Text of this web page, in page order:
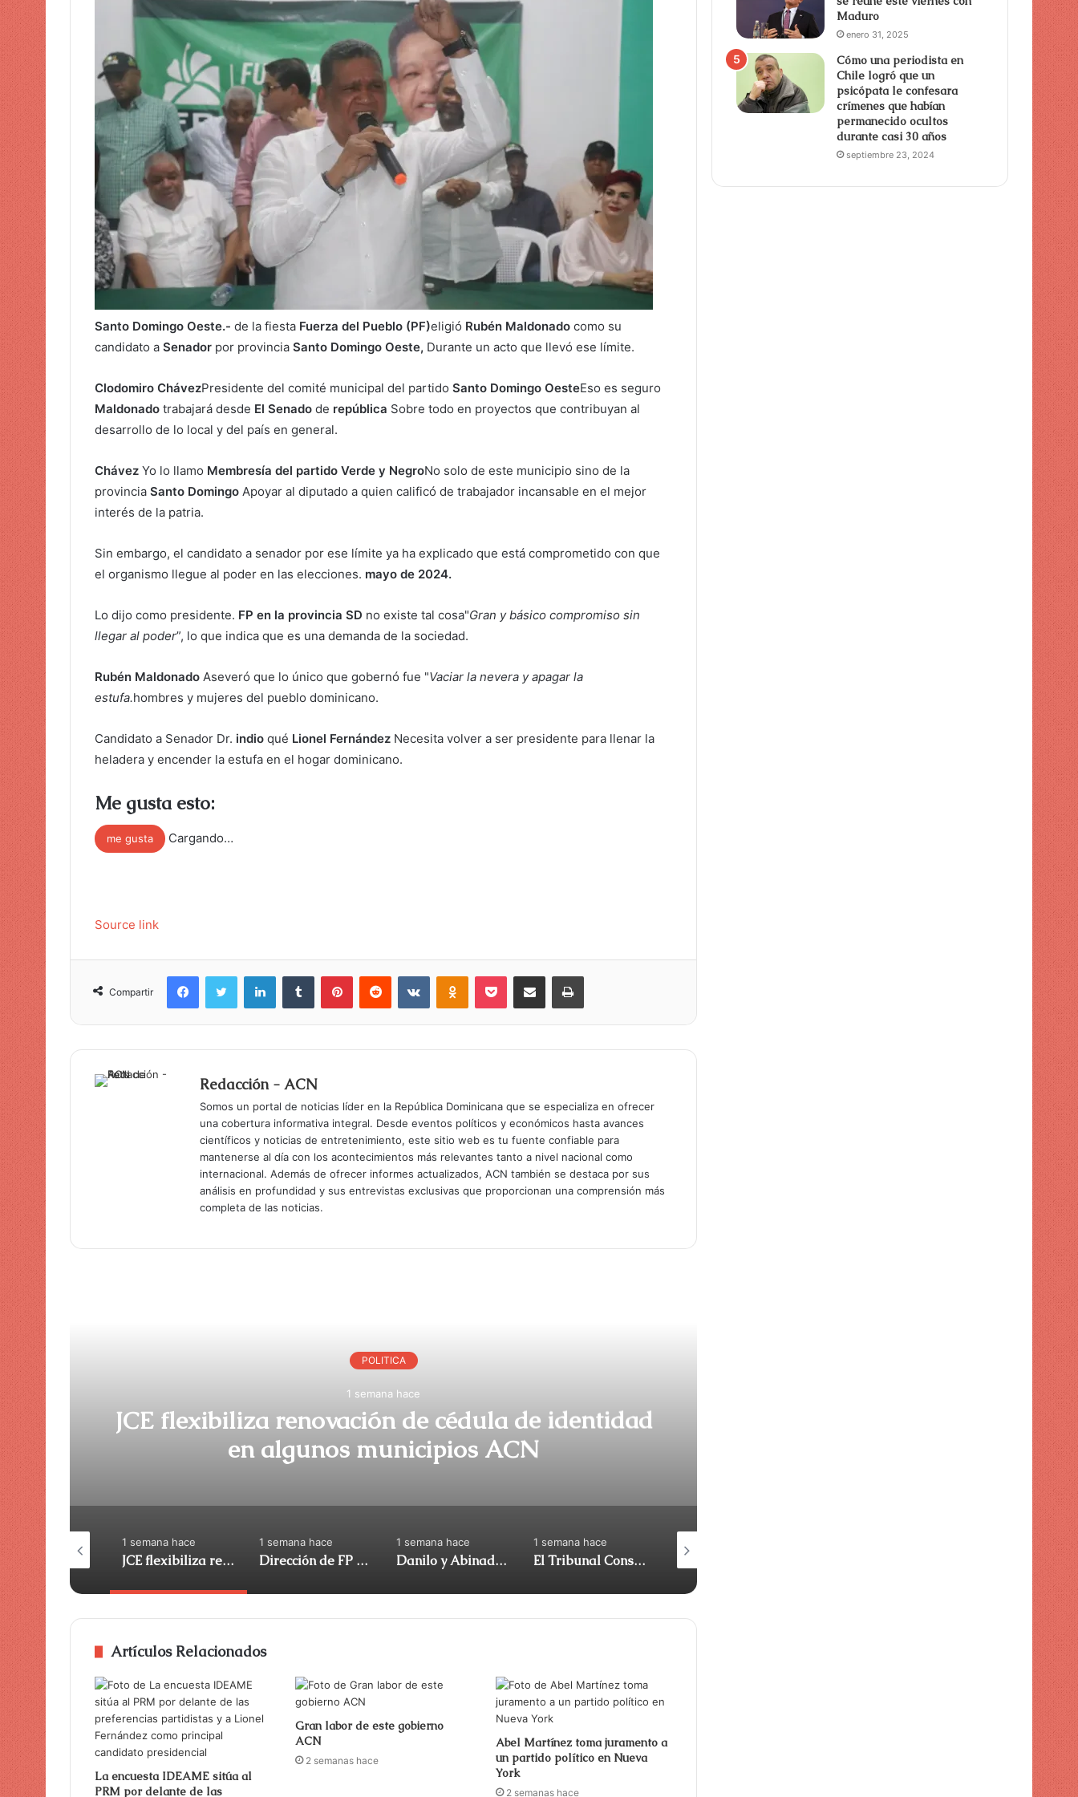
o
r
r
e
o
e
l
e
t
r
ó
n
i
c
Santo Domingo Oeste.- de la fiesta Fuerza del Pueblo (PF)eligió Rubén Maldonado como su
candidato a Senador por provincia Santo Domingo Oeste, Durante un acto que llevó ese límite.
Clodomiro ChávezPresidente del comité municipal del partido Santo Domingo OesteEso es seguro
Maldonado trabajará desde El Senado de república Sobre todo en proyectos que contribuyan al
desarrollo de lo local y del país en general.
Chávez Yo lo llamo Membresía del partido Verde y NegroNo solo de este municipio sino de la
provincia Santo Domingo Apoyar al diputado a quien calificó de trabajador incansable en el mejor
interés de la patria.
Sin embargo, el candidato a senador por ese límite ya ha explicado que está comprometido con que
el organismo llegue al poder en las elecciones. mayo de 2024.
Lo dijo como presidente. FP en la provincia SD no existe tal cosa"Gran y básico compromiso sin
llegar al poder”, lo que indica que es una demanda de la sociedad.
Rubén Maldonado Aseveró que lo único que gobernó fue "Vaciar la nevera y apagar la
estufa.hombres y mujeres del pueblo dominicano.
Candidato a Senador Dr. indio qué Lionel Fernández Necesita volver a ser presidente para llenar la
heladera y encender la estufa en el hogar dominicano.
Me gusta esto:
me gusta Cargando…
Source link
Compartir
Redacción - ACN
Somos un portal de noticias líder en la República Dominicana que se especializa en ofrecer
una cobertura informativa integral. Desde eventos políticos y económicos hasta avances
científicos y noticias de entretenimiento, este sitio web es tu fuente confiable para
mantenerse al día con los acontecimientos más relevantes tanto a nivel nacional como
internacional. Además de ofrecer informes actualizados, ACN también se destaca por sus
análisis en profundidad y sus entrevistas exclusivas que proporcionan una comprensión más
completa de las noticias.
POLITICA
1 semana hace
JCE flexibiliza renovación de cédula de identidad
en algunos municipios ACN
Dirección de FP retiró
hace
La Asociación de Juristas insta al exfiscal a detener el proceso ACN
1 semana hace
JCE flexibiliza renovación de cédula de identidad en algunos municipios ACN
1 semana hace
Dirección de FP retiró apoyo al diputado Gonzalo Castillo y anunció | ACN
1 semana hace
Danilo y Abinadar: atrapados en su propia reforma (Me gusta) | ACN
1 semana hace
El Tribunal Constitucional anuló el decreto sobre la venta de alcohol Tobías Crespo acusó al gobierno de "engañar a la población" con préstamos con fines de seguridad vial
Artículos Relacionados
La encuesta IDEAME sitúa al
PRM por delante de las
Gran labor de este gobierno
ACN
2 semanas hace
Abel Martínez toma juramento a
un partido político en Nueva
York
2 semanas hace
Maduro
enero 31, 2025
Cómo una periodista en
Chile logró que un
psicópata le confesara
crímenes que habían
permanecido ocultos
durante casi 30 años
septiembre 23, 2024